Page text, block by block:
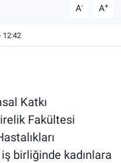
A- A+
12:42
Katkı
Fakültesi
birliğinde kadınlara